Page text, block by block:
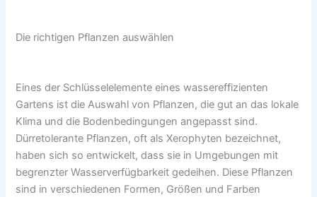
Die richtigen Pflanzen auswählen
Eines der Schlüsselelemente eines wassereffizienten
Gartens ist die Auswahl von Pflanzen, die gut an das lokale
Klima und die Bodenbedingungen angepasst sind.
Dürretolerante Pflanzen, oft als Xerophyten bezeichnet,
haben sich so entwickelt, dass sie in Umgebungen mit
begrenzter Wasserverfügbarkeit gedeihen. Diese Pflanzen
sind in verschiedenen Formen, Größen und Farben